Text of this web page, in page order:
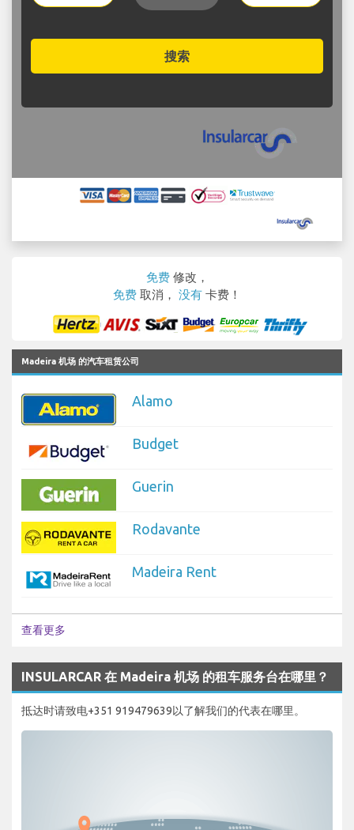
搜索
免费 修改，
免费 取消， 没有 卡费！
Madeira 机场 的汽车租赁公司
Alamo
Budget
Guerin
Rodavante
Madeira Rent
查看更多
INSULARCAR 在 Madeira 机场 的租车服务台在哪里？
抵达时请致电+351 919479639以了解我们的代表在哪里。